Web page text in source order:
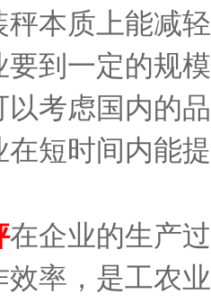
本质上能减
要到一定的规
考虑国内的
短时间内能
在企业的生产
效率，是工农